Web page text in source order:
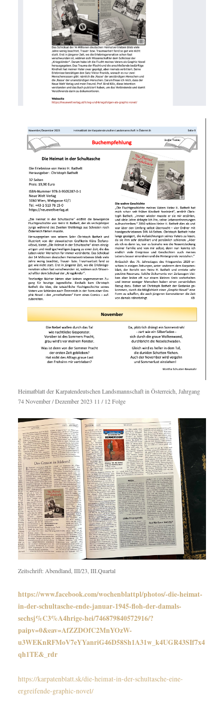
Heimatblatt der Karpatendeutschen Landsmannschaft in Österreich, Jahrgang
74 November / Dezember 2023 11 / 12 Folge
Zeitschrift: Abendland, III/23, III.Quartal
https://www.facebook.com/wochenblattpl/photos/-die-heimat-
in-der-schultasche-ende-januar-1945-floh-der-damals-
sechsj%C3%A4hrige-hei/746879840572916/?
paipv=0&eav=AfZZDOfC2MnYOzW-
u3WEKnRFMoV7eYYanriG46D58Sh1A31w_k4UGR43SIf7x4
qh1TE&_rdr
https://karpatenblatt.sk/die-heimat-in-der-schultasche-eine-
ergreifende-graphic-novel/